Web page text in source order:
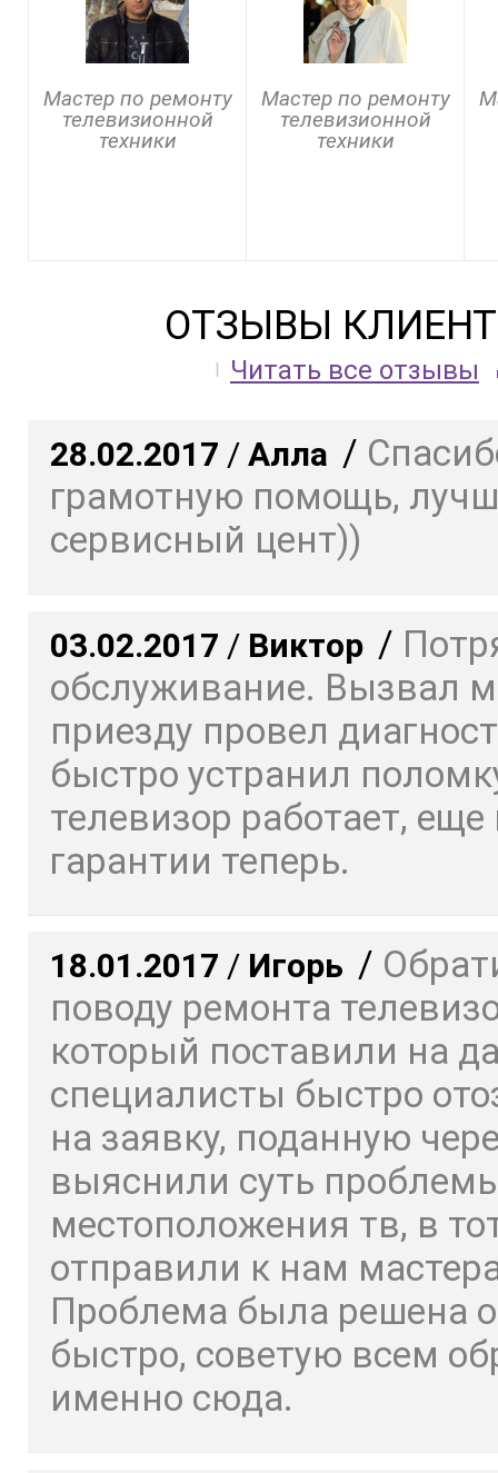
Мастер по ремонту
телевизионной
техники
Мастер по ремонту
телевизионной
техники
ОТЗЫВЫ
Читать все отзывы
28.02.2017 / Алла /
грамотную помощь,
сервисный цент))
03.02.2017 / Виктор /
обслуживание. Вызвал
приезду провел
быстро устранил
телевизор работает, еще
гарантии теперь.
18.01.2017 / Игорь /
поводу ремонта
который поставили на
специалисты быстро
на заявку, поданную
выяснили суть
местоположения тв, в
отправили к нам
Проблема была решена
быстро, советую всем
именно сюда.